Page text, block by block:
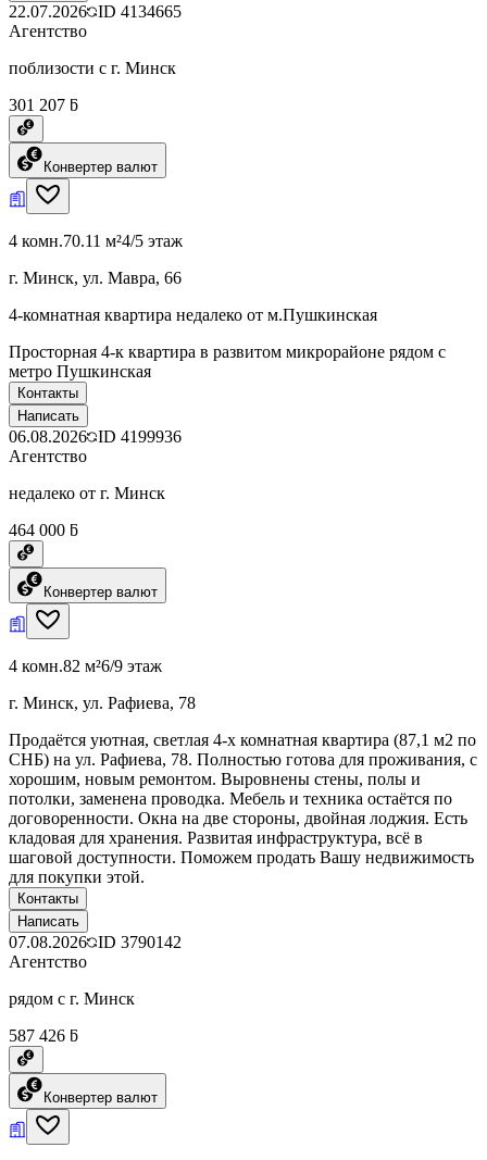
22.07.2026 ID 4134665
Агентство
поблизости с г. Минск
301 207 ƃ
Конвертер валют
4 комн.70.11 м²4/5 этаж
г. Минск, ул. Мавра, 66
4-комнатная квартира недалеко от м.Пушкинская
Просторная 4-к квартира в развитом микрорайоне рядом с
метро Пушкинская
Контакты
Написать
06.08.2026 ID 4199936
Агентство
недалеко от г. Минск
464 000 ƃ
Конвертер валют
4 комн.82 м²6/9 этаж
г. Минск, ул. Рафиева, 78
Продаётся уютная, светлая 4-х комнатная квартира (87,1 м2 по
СНБ) на ул. Рафиева, 78. Полностью готова для проживания, с
хорошим, новым ремонтом. Выровнены стены, полы и
потолки, заменена проводка. Мебель и техника остаётся по
договоренности. Окна на две стороны, двойная лоджия. Есть
кладовая для хранения. Развитая инфраструктура, всё в
шаговой доступности. Поможем продать Вашу недвижимость
для покупки этой.
Контакты
Написать
07.08.2026 ID 3790142
Агентство
рядом с г. Минск
587 426 ƃ
Конвертер валют